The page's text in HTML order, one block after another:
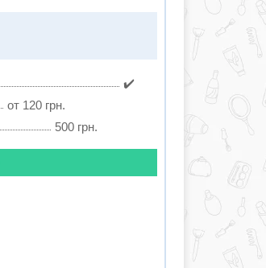
✔️
от 120 грн.
500 грн.